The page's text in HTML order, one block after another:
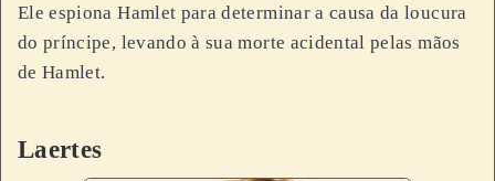
Ele espiona Hamlet para determinar a causa da loucura
do príncipe, levando à sua morte acidental pelas mãos
de Hamlet.
Laertes